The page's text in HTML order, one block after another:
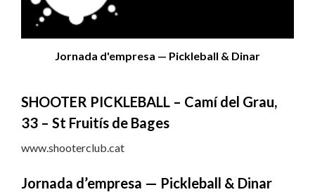
Jornada d'empresa — Pickleball & Dinar
SHOOTER PICKLEBALL – Camí del Grau,
33 – St Fruitís de Bages
www.shooterclub.cat
Jornada d’empresa — Pickleball & Dinar